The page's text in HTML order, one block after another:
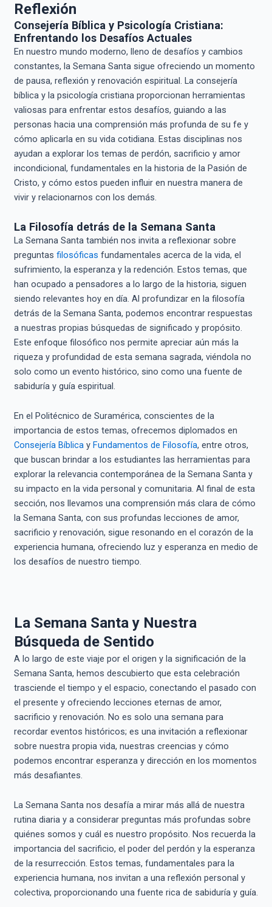
Reflexión
Consejería Bíblica y Psicología Cristiana:
Enfrentando los Desafíos Actuales
En nuestro mundo moderno, lleno de desafíos y cambios
constantes, la Semana Santa sigue ofreciendo un momento
de pausa, reflexión y renovación espiritual. La consejería
bíblica y la psicología cristiana proporcionan herramientas
valiosas para enfrentar estos desafíos, guiando a las
personas hacia una comprensión más profunda de su fe y
cómo aplicarla en su vida cotidiana. Estas disciplinas nos
ayudan a explorar los temas de perdón, sacrificio y amor
incondicional, fundamentales en la historia de la Pasión de
Cristo, y cómo estos pueden influir en nuestra manera de
vivir y relacionarnos con los demás.
La Filosofía detrás de la Semana Santa
La Semana Santa también nos invita a reflexionar sobre
preguntas filosóficas fundamentales acerca de la vida, el
sufrimiento, la esperanza y la redención. Estos temas, que
han ocupado a pensadores a lo largo de la historia, siguen
siendo relevantes hoy en día. Al profundizar en la filosofía
detrás de la Semana Santa, podemos encontrar respuestas
a nuestras propias búsquedas de significado y propósito.
Este enfoque filosófico nos permite apreciar aún más la
riqueza y profundidad de esta semana sagrada, viéndola no
solo como un evento histórico, sino como una fuente de
sabiduría y guía espiritual.
En el Politécnico de Suramérica, conscientes de la
importancia de estos temas, ofrecemos diplomados en
Consejería Bíblicay Fundamentos de Filosofía, entre otros,
que buscan brindar a los estudiantes las herramientas para
explorar la relevancia contemporánea de la Semana Santa y
su impacto en la vida personal y comunitaria. Al final de esta
sección, nos llevamos una comprensión más clara de cómo
la Semana Santa, con sus profundas lecciones de amor,
sacrificio y renovación, sigue resonando en el corazón de la
experiencia humana, ofreciendo luz y esperanza en medio de
los desafíos de nuestro tiempo.
La Semana Santa y Nuestra
Búsqueda de Sentido
A lo largo de este viaje por el origen y la significación de la
Semana Santa, hemos descubierto que esta celebración
trasciende el tiempo y el espacio, conectando el pasado con
el presente y ofreciendo lecciones eternas de amor,
sacrificio y renovación. No es solo una semana para
recordar eventos históricos; es una invitación a reflexionar
sobre nuestra propia vida, nuestras creencias y cómo
podemos encontrar esperanza y dirección en los momentos
más desafiantes.
La Semana Santa nos desafía a mirar más allá de nuestra
rutina diaria y a considerar preguntas más profundas sobre
quiénes somos y cuál es nuestro propósito. Nos recuerda la
importancia del sacrificio, el poder del perdón y la esperanza
de la resurrección. Estos temas, fundamentales para la
experiencia humana, nos invitan a una reflexión personal y
colectiva, proporcionando una fuente rica de sabiduría y guía.